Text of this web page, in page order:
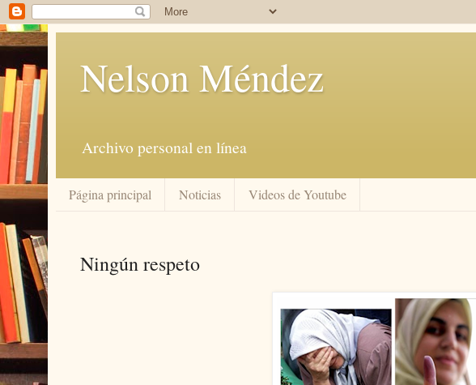
Nelson Méndez
Archivo personal en línea
Página principal Noticias Videos de Youtube
Ningún respeto